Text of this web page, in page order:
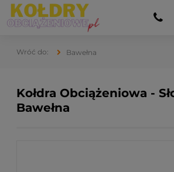
Bawełna
Kołdra Obciążeniowa -
Bawełna